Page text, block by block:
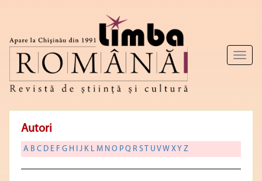
Toggle
Autori
A B C D E F G H I J K L M N O P Q R S T U VW X Y Z